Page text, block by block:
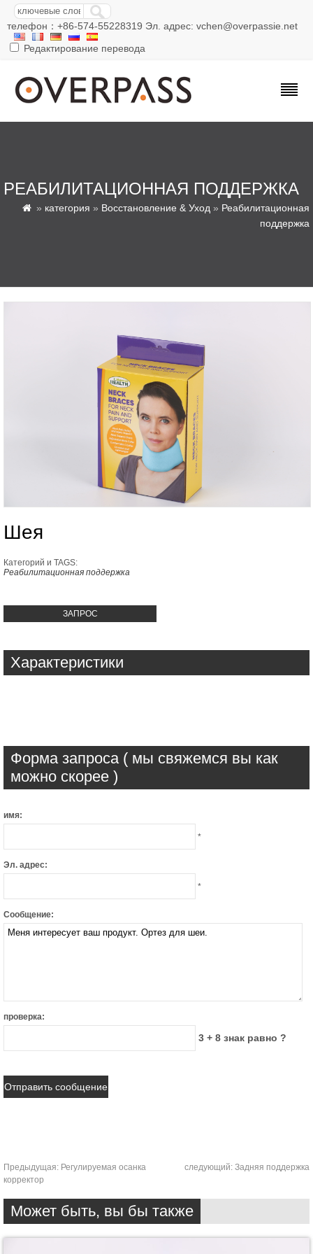
телефон：+86-574-55228319 Эл. адрес: vchen@overpassie.net
Редактирование перевода
РЕАБИЛИТАЦИОННАЯ ПОДДЕРЖКА
 » категория » Восстановление & Уход » Реабилитационная
поддержка
Шея
Категорий и TAGS:
Реабилитационная поддержка
ЗАПРОС
Характеристики
Форма запроса ( мы свяжемся вы как
можно скорее )
имя:
*
Эл. адрес:
*
Сообщение:
проверка:
3 + 8 знак равно ?
Предыдущая: Регулируемая осанка
корректор
следующий: Задняя поддержка
Может быть, вы бы также